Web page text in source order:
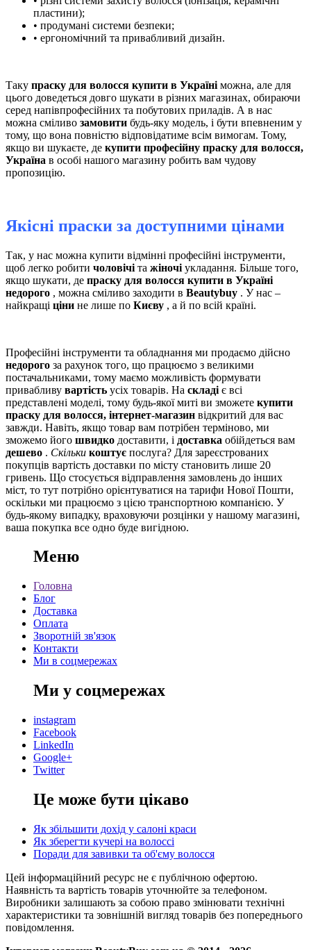
пластини);
• продумані системи безпеки;
• ергономічний та привабливий дизайн.
Таку праску для волосся купити в Україні можна, але для
цього доведеться довго шукати в різних магазинах, обираючи
серед напівпрофесійних та побутових приладів. А в нас
можна сміливо замовити будь-яку модель, і бути впевненим у
тому, що вона повністю відповідатиме всім вимогам. Тому,
якщо ви шукаєте, де купити професійну праску для волосся,
Україна в особі нашого магазину робить вам чудову
пропозицію.
Якісні праски за доступними цінами
Так, у нас можна купити відмінні професійні інструменти,
щоб легко робити чоловічі та жіночі укладання. Більше того,
якщо шукати, де праску для волосся купити в Україні
недорого , можна сміливо заходити в Beautybuy . У нас –
найкращі ціни не лише по Києву , а й по всій країні.
Професійні інструменти та обладнання ми продаємо дійсно
недорого за рахунок того, що працюємо з великими
постачальниками, тому маємо можливість формувати
привабливу вартість усіх товарів. На складі є всі
представлені моделі, тому будь-якої миті ви зможете купити
праску для волосся, інтернет-магазин відкритий для вас
завжди. Навіть, якщо товар вам потрібен терміново, ми
зможемо його швидко доставити, і доставка обійдеться вам
дешево . Скільки коштує послуга? Для зареєстрованих
покупців вартість доставки по місту становить лише 20
гривень. Що стосується відправлення замовлень до інших
міст, то тут потрібно орієнтуватися на тарифи Нової Пошти,
оскільки ми працюємо з цією транспортною компанією. У
будь-якому випадку, враховуючи розцінки у нашому магазині,
ваша покупка все одно буде вигідною.
Меню
Головна
Блог
Доставка
Оплата
Зворотній зв'язок
Контакти
Ми в соцмережах
Ми у соцмережах
instagram
Facebook
LinkedIn
Google+
Twitter
Це може бути цікаво
Як збільшити дохід у салоні краси
Як зберегти кучері на волоссі
Поради для завивки та об'єму волосся
Цей інформаційний ресурс не є публічною офертою.
Наявність та вартість товарів уточнюйте за телефоном.
Виробники залишають за собою право змінювати технічні
характеристики та зовнішній вигляд товарів без попереднього
повідомлення.